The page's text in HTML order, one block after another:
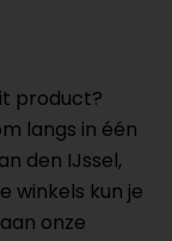
product?
langs in één
den IJssel,
winkels kun je
onze